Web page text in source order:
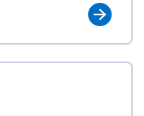
ausspricht.